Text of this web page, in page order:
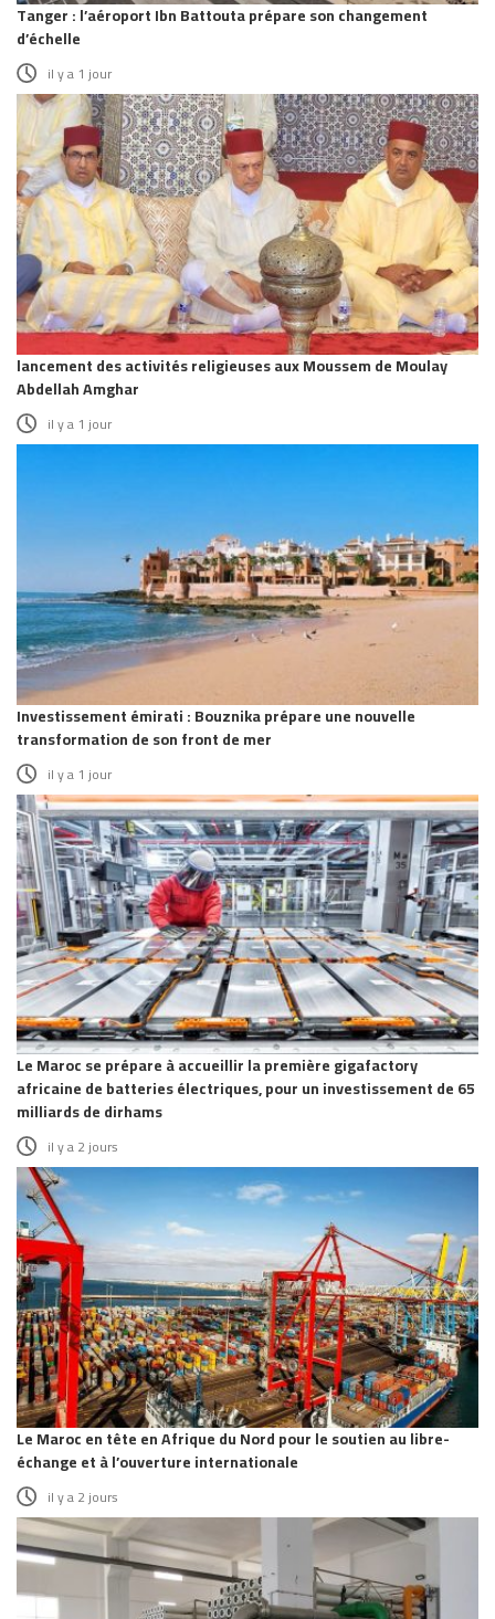
Tanger : l’aéroport Ibn Battouta prépare son changement
d’échelle
il y a 1 jour
lancement des activités religieuses aux Moussem de Moulay
Abdellah Amghar
il y a 1 jour
Investissement émirati : Bouznika prépare une nouvelle
transformation de son front de mer
il y a 1 jour
Le Maroc se prépare à accueillir la première gigafactory
africaine de batteries électriques, pour un investissement de 65
milliards de dirhams
il y a 2 jours
Le Maroc en tête en Afrique du Nord pour le soutien au libre-
échange et à l’ouverture internationale
il y a 2 jours